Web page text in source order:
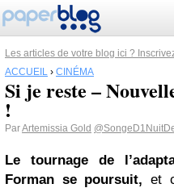
Les articles de votre blog ici ?
ACCUEIL › CINÉMA
Si je reste –
!
ParArtemissia Gold
Le tournage de
Forman se poursuit, et